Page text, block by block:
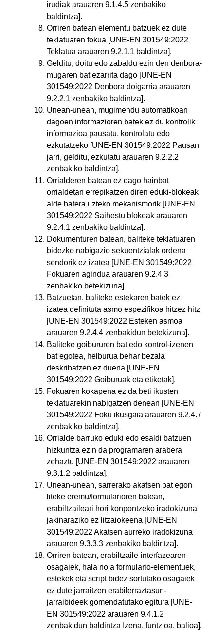
irudiak arauaren 9.1.4.5 zenbakiko
baldintza].
Orriren batean elementu batzuek ez dute
teklatuaren fokua [UNE-EN 301549:2022
Teklatua arauaren 9.2.1.1 baldintza].
Gelditu, doitu edo zabaldu ezin den denbora-
mugaren bat ezarrita dago [UNE-EN
301549:2022 Denbora doigarria arauaren
9.2.2.1 zenbakiko baldintza].
Unean-unean, mugimendu automatikoan
dagoen informazioren batek ez du kontrolik
informazioa pausatu, kontrolatu edo
ezkutatzeko [UNE-EN 301549:2022 Pausan
jarri, gelditu, ezkutatu arauaren 9.2.2.2
zenbakiko baldintza].
Orrialderen batean ez dago hainbat
orrialdetan errepikatzen diren eduki-blokeak
alde batera uzteko mekanismorik [UNE-EN
301549:2022 Saihestu blokeak arauaren
9.2.4.1 zenbakiko baldintza].
Dokumenturen batean, baliteke teklatuaren
bidezko nabigazio sekuentzialak ordena
sendorik ez izatea [UNE-EN 301549:2022
Fokuaren agindua arauaren 9.2.4.3
zenbakiko betekizuna].
Batzuetan, baliteke estekaren batek ez
izatea definituta asmo espezifikoa hitzez hitz
[UNE-EN 301549:2022 Esteken asmoa
arauaren 9.2.4.4 zenbakidun betekizuna].
Baliteke goibururen bat edo kontrol-izenen
bat egotea, helburua behar bezala
deskribatzen ez duena [UNE-EN
301549:2022 Goiburuak eta etiketak].
Fokuaren kokapena ez da beti ikusten
teklatuarekin nabigatzen denean [UNE-EN
301549:2022 Foku ikusgaia arauaren 9.2.4.7
zenbakiko baldintza].
Orrialde barruko eduki edo esaldi batzuen
hizkuntza ezin da programaren arabera
zehaztu [UNE-EN 301549:2022 arauaren
9.3.1.2 baldintza].
Unean-unean, sarrerako akatsen bat egon
liteke eremu/formularioren batean,
erabiltzaileari hori konpontzeko iradokizuna
jakinaraziko ez litzaiokeena [UNE-EN
301549:2022 Akatsen aurreko iradokizuna
arauaren 9.3.3.3 zenbakiko baldintza].
Orriren batean, erabiltzaile-interfazearen
osagaiek, hala nola formulario-elementuek,
estekek eta script bidez sortutako osagaiek
ez dute jarraitzen erabilerraztasun-
jarraibideek gomendatutako egitura [UNE-
EN 301549:2022 arauaren 9.4.1.2
zenbakidun baldintza Izena, funtzioa, balioa].